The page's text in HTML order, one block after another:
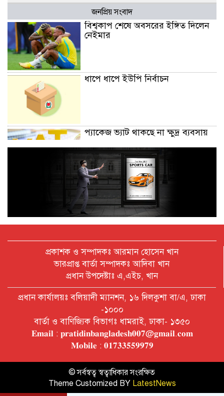
জনপ্রিয় সংবাদ
বিশ্বকাপ শেষে অবসরের ইঙ্গিত দিলেন
নেইমার
ধাপে ধাপে ইউপি নির্বাচন
প্যাকেজ ভ্যাট থাকছে না ক্ষুদ্র ব্যবসায়
অক্টোবরে স্থানীয় সরকার নির্বাচন
আয়োজনের লক্ষ্যে প্রস্তুতি চলছে : ইসি
বিদেশ সফরে দেশের মানুষের স্বার্থ নিয়ে
কথা বলেছি : প্রধানমন্ত্রী
চীন বাংলাদেশের গুরুত্বপূর্ণ সহযোগি:
শি জিনপিং
দুপুরের মধ্যে ঢাকাসহ ৯ জেলায় ৬০
প্রকাশক ও সম্পাদকঃ আরমান হোসেন খান
ভারপ্রাপ্ত বার্তা সম্পাদকঃ আদিবা খান
প্রধান উপদেষ্টাঃ এ,এইচ, খান
প্রধান কার্যালয়ঃ বলিয়াদী ম্যানশন, ১৬ দিলকুশা বা/এ, ঢাকা
-১০০০
বার্তা ও বাণিজ্যিক বিভাগঃ ধামরাই, ঢাকা- ১৩৫০
𝐄𝐦𝐚𝐢𝐥 : 𝐩𝐫𝐚𝐭𝐢𝐝𝐢𝐧𝐛𝐚𝐧𝐠𝐥𝐚𝐝𝐞𝐬𝐡𝟎𝟎𝟕@𝐠𝐦𝐚𝐢𝐥.𝐜𝐨𝐦
𝐌𝐨𝐛𝐢𝐥𝐞 : 𝟎𝟏𝟕𝟑𝟑𝟓𝟓𝟗𝟗𝟕𝟗
© সর্বস্বত্ব স্বত্বাধিকার সংরক্ষিত
Theme Customized BY LatestNews